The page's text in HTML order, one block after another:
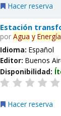
Hacer reserva
Estación
porAgua y Energía
Idioma:Español
Editor:Buenos
Disponibilidad:
Hacer reserva